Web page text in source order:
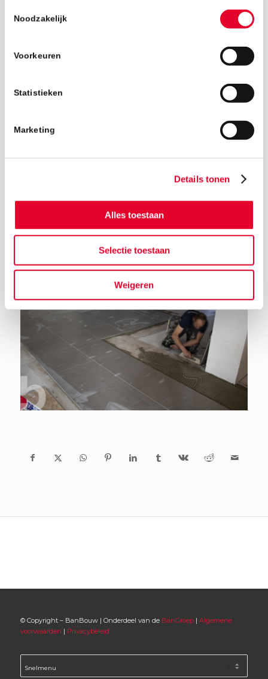
Noodzakelijk
Voorkeuren
Statistieken
Marketing
Details tonen
Alles toestaan
Selectie toestaan
Weigeren
© Copyright – BanBouw | Onderdeel van de BanGroep| Algemene
voorwaarden | Privacybeleid